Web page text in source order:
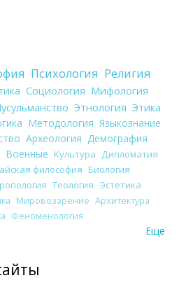
Психология Религия
Социология Мифология
Этнология Этика
Методология Языкознание
Археология Демография
Военные Культура
Дипломатия
философия Биология
Теология Эстетика
Мировоззрение Архитектура
Феноменология
Еще